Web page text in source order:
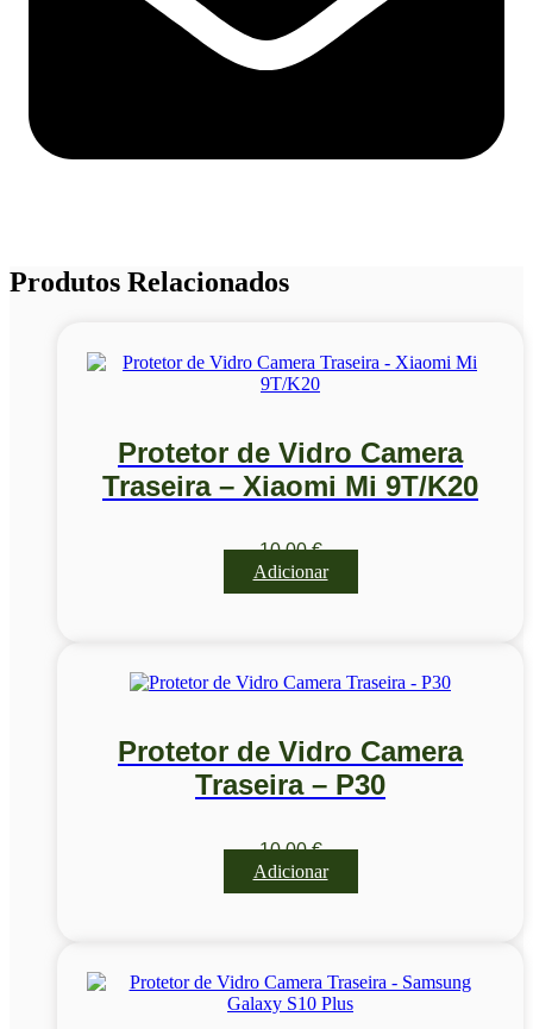
Produtos Relacionados
Protetor de Vidro Camera
Traseira – Xiaomi Mi 9T/K20
10,00€
Adicionar
Protetor de Vidro Camera
Traseira – P30
10,00€
Adicionar